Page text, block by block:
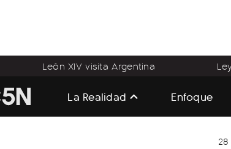
León XIV visita Argentina
La Realidad Enfoque